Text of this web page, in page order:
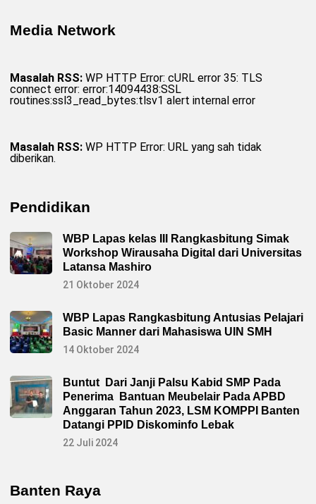
Media Network
Masalah RSS: WP HTTP Error: cURL error 35: TLS
connect error: error:14094438:SSL
routines:ssl3_read_bytes:tlsv1 alert internal error
Masalah RSS: WP HTTP Error: URL yang sah tidak
diberikan.
Pendidikan
WBP Lapas kelas III Rangkasbitung Simak
Workshop Wirausaha Digital dari Universitas
Latansa Mashiro
21 Oktober 2024
WBP Lapas Rangkasbitung Antusias Pelajari
Basic Manner dari Mahasiswa UIN SMH
14 Oktober 2024
Buntut Dari Janji Palsu Kabid SMP Pada
Penerima Bantuan Meubelair Pada APBD
Anggaran Tahun 2023, LSM KOMPPI Banten
Datangi PPID Diskominfo Lebak
22 Juli 2024
Banten Raya